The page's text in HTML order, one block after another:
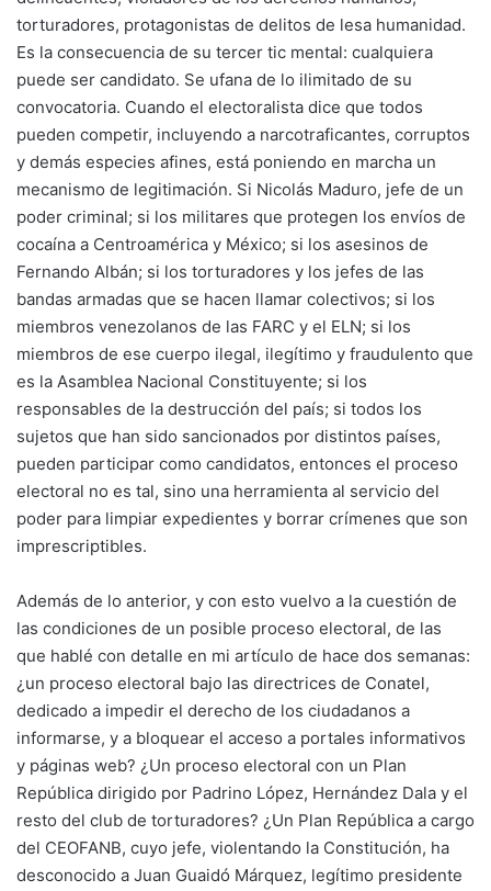
torturadores, protagonistas de delitos de lesa humanidad.
Es la consecuencia de su tercer tic mental: cualquiera
puede ser candidato. Se ufana de lo ilimitado de su
convocatoria. Cuando el electoralista dice que todos
pueden competir, incluyendo a narcotraficantes, corruptos
y demás especies afines, está poniendo en marcha un
mecanismo de legitimación. Si Nicolás Maduro, jefe de un
poder criminal; si los militares que protegen los envíos de
cocaína a Centroamérica y México; si los asesinos de
Fernando Albán; si los torturadores y los jefes de las
bandas armadas que se hacen llamar colectivos; si los
miembros venezolanos de las FARC y el ELN; si los
miembros de ese cuerpo ilegal, ilegítimo y fraudulento que
es la Asamblea Nacional Constituyente; si los
responsables de la destrucción del país; si todos los
sujetos que han sido sancionados por distintos países,
pueden participar como candidatos, entonces el proceso
electoral no es tal, sino una herramienta al servicio del
poder para limpiar expedientes y borrar crímenes que son
imprescriptibles.
Además de lo anterior, y con esto vuelvo a la cuestión de
las condiciones de un posible proceso electoral, de las
que hablé con detalle en mi artículo de hace dos semanas:
¿un proceso electoral bajo las directrices de Conatel,
dedicado a impedir el derecho de los ciudadanos a
informarse, y a bloquear el acceso a portales informativos
y páginas web? ¿Un proceso electoral con un Plan
República dirigido por Padrino López, Hernández Dala y el
resto del club de torturadores? ¿Un Plan República a cargo
del CEOFANB, cuyo jefe, violentando la Constitución, ha
desconocido a Juan Guaidó Márquez, legítimo presidente